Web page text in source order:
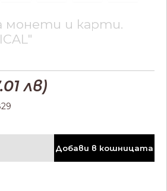
монети и карти.
лв)
Добави в кошницата